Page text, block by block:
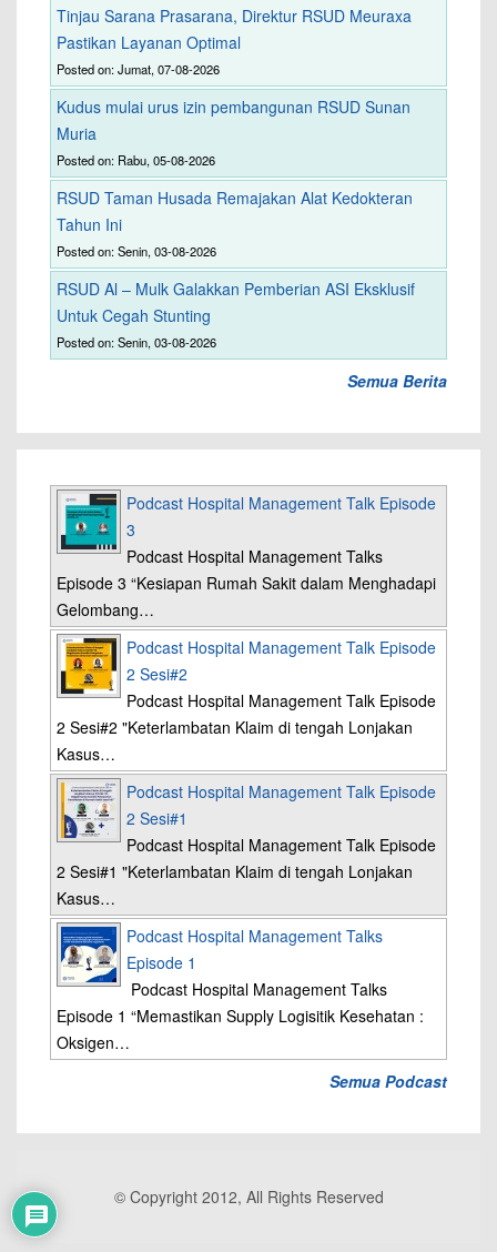
Tinjau Sarana Prasarana, Direktur RSUD Meuraxa
Pastikan Layanan Optimal
Posted on: Jumat, 07-08-2026
Kudus mulai urus izin pembangunan RSUD Sunan
Muria
Posted on: Rabu, 05-08-2026
RSUD Taman Husada Remajakan Alat Kedokteran
Tahun Ini
Posted on: Senin, 03-08-2026
RSUD Al – Mulk Galakkan Pemberian ASI Eksklusif
Untuk Cegah Stunting
Posted on: Senin, 03-08-2026
Semua Berita
Podcast Hospital Management Talk Episode
3
Podcast Hospital Management Talks
Episode 3 “Kesiapan Rumah Sakit dalam Menghadapi
Gelombang…
Podcast Hospital Management Talk Episode
2 Sesi#2
Podcast Hospital Management Talk Episode
2 Sesi#2 "Keterlambatan Klaim di tengah Lonjakan
Kasus…
Podcast Hospital Management Talk Episode
2 Sesi#1
Podcast Hospital Management Talk Episode
2 Sesi#1 "Keterlambatan Klaim di tengah Lonjakan
Kasus…
Podcast Hospital Management Talks
Episode 1
Podcast Hospital Management Talks
Episode 1 “Memastikan Supply Logisitik Kesehatan :
Oksigen…
Semua Podcast
© Copyright 2012, All Rights Reserved